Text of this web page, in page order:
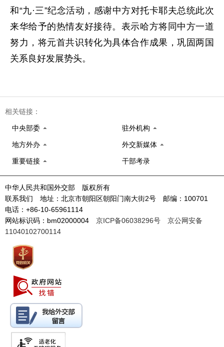
和“九·三”纪念活动，感谢中方对托卡耶夫总统此次
来华给予的热情友好接待。表示哈方将同中方一道
努力，将元首共识转化为具体合作成果，巩固两国
关系良好发展势头。
相关链接：
中央部委 驻外机构
地方外办 外交新媒体
重要链接 干部考录
中华人民共和国外交部 版权所有
联系我们 地址：北京市朝阳区朝阳门南大街2号 邮编：100701
电话：+86-10-65961114
网站标识码：bm02000004 京ICP备06038296号
京公网安备
11040102700114